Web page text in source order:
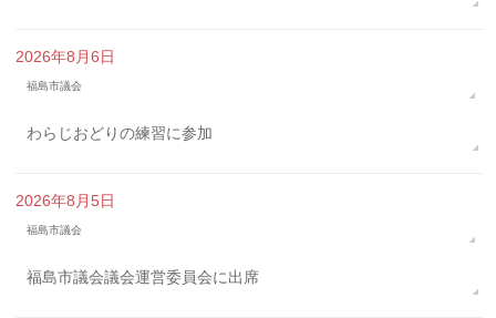
2026年8月6日
福島市議会
わらじおどりの練習に参加
2026年8月5日
福島市議会
福島市議会議会運営委員会に出席